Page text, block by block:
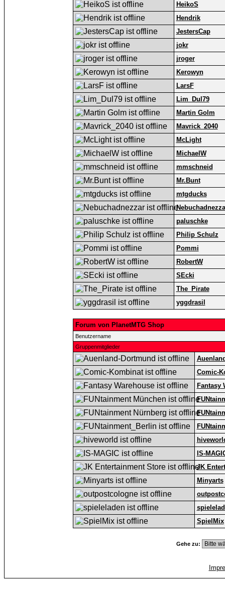
HeikoS
Hendrik
JestersCap
jokr
jroger
Kerowyn
LarsF
Lim_Dul79
Martin Golm
Mavrick_2040
McLight
MichaelW
mmschneid
Mr.Bunt
mtgducks
paluschke
Philip Schulz
Pommi
RobertW
SEcki
The_Pirate
yggdrasil
Forum von PlanetMTG Shop
Benutzername
Gruppenmitglieder
Comic-
Fantasy
IS-
JK
Minyarts
SpielMix
Gehe zu: